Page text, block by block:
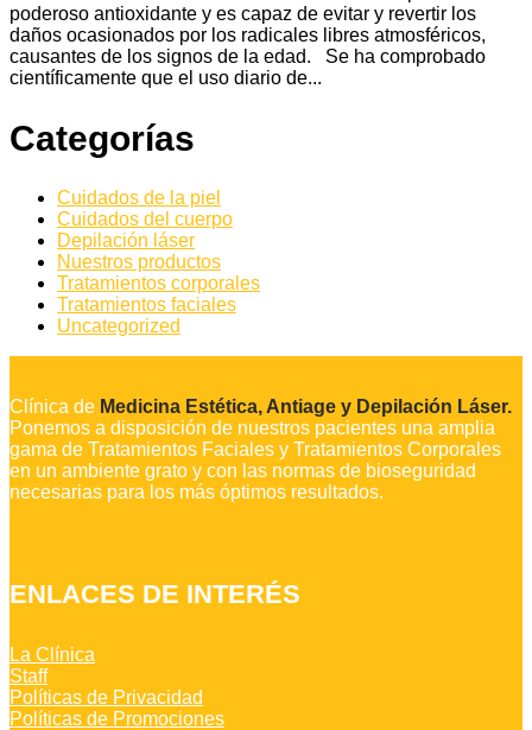
poderoso antioxidante y es capaz de evitar y revertir los
daños ocasionados por los radicales libres atmosféricos,
causantes de los signos de la edad. Se ha comprobado
científicamente que el uso diario de...
Categorías
Cuidados de la piel
Cuidados del cuerpo
Depilación láser
Nuestros productos
Tratamientos corporales
Tratamientos faciales
Uncategorized
Clínica de Medicina Estética, Antiage y Depilación Láser.
Ponemos a disposición de nuestros pacientes una amplia
gama de Tratamientos Faciales y Tratamientos Corporales
en un ambiente grato y con las normas de bioseguridad
necesarias para los más óptimos resultados.
ENLACES DE INTERÉS
La Clínica
Staff
Políticas de Privacidad
Políticas de Promociones